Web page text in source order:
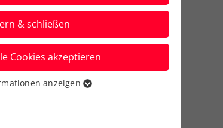
TV
& schließen
Cookies akzeptieren
grundlegende Funktionen der
dass die Webseite
anzeigen